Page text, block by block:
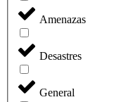
Amenazas
Desastres
General